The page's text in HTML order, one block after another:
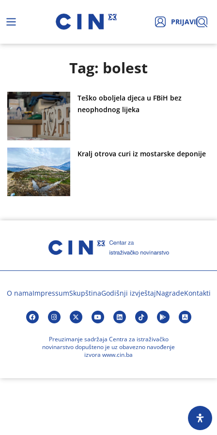
PRIJAVI
Tag: bolest
Teško oboljela djeca u FBiH bez
neophodnog lijeka
Kralj otrova curi iz mostarske deponije
O namaImpressumSkupštinaGodišnji izvještajNagradeKontakti
Preuzimanje sadržaja Centra za istraživačko
novinarstvo dopušteno je uz obavezno navođenje
izvora www.cin.ba